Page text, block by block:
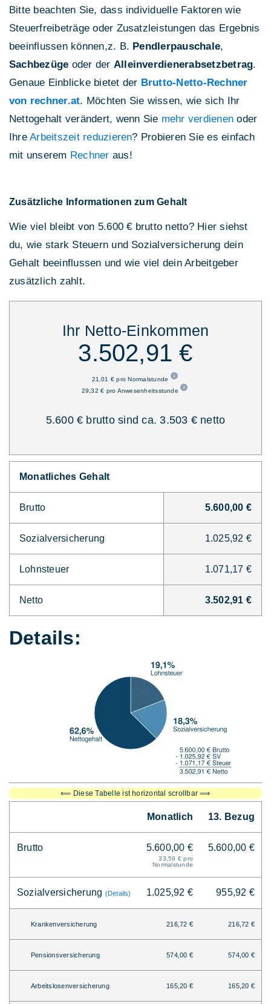
Bitte beachten Sie, dass individuelle Faktoren wie
Steuerfreibeträge oder Zusatzleistungen das Ergebnis
beeinflussen können,z. B. Pendlerpauschale,
Sachbezüge oder der Alleinverdienerabsetzbetrag.
Genaue Einblicke bietet der Brutto-Netto-Rechner
von rechner.at. Möchten Sie wissen, wie sich Ihr
Nettogehalt verändert, wenn Sie mehr verdienen oder
IhreArbeitszeit reduzieren? Probieren Sie es einfach
mit unserem Rechner aus!
Zusätzliche Informationen zum Gehalt
Wie viel bleibt von 5.600 € brutto netto? Hier siehst
du, wie stark Steuern und Sozialversicherung dein
Gehalt beeinflussen und wie viel dein Arbeitgeber
zusätzlich zahlt.
Ihr Netto-Einkommen
3.502,91 €
21,01 € pro Normalstunde
29,32 € pro Anwesenheitsstunde
5.600 € brutto sind ca. 3.503 € netto
Monatliches Gehalt
Brutto 5.600,00 €
Sozialversicherung 1.025,92 €
Lohnsteuer 1.071,17 €
Netto 3.502,91 €
Details:
⟸ Diese Tabelle ist horizontal scrollbar ⟹
Monatlich 13. Bezug
Brutto 5.600,00 €
33,59 € pro
Normalstunde
5.600,00 €
Sozialversicherung (Details) 1.025,92 € 955,92 €
Krankenversicherung 216,72 € 216,72 €
Pensionsversicherung 574,00 € 574,00 €
Arbeitslosenversicherung 165,20 € 165,20 €